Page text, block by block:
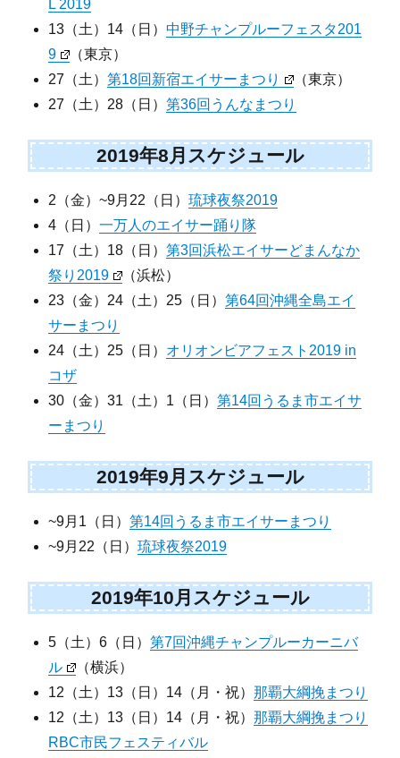
L 2019
13（土）14（日）中野チャンプルーフェスタ201
9
（東京）
27（土）第18回新宿エイサーまつり
（東京）
27（土）28（日）第36回うんなまつり
2019年8月スケジュール
2（金）~9月22（日）琉球夜祭2019
4（日）一万人のエイサー踊り隊
17（土）18（日）第3回浜松エイサーどまんなか
祭り2019
（浜松）
23（金）24（土）25（日）第64回沖縄全島エイ
サーまつり
24（土）25（日） オリオンビアフェスト2019 in
コザ
30（金）31（土）1（日）第14回うるま市エイサ
ーまつり
2019年9月スケジュール
~9月1（日）第14回うるま市エイサーまつり
~9月22（日）琉球夜祭2019
2019年10月スケジュール
5（土）6（日）第7回沖縄チャンプルーカーニバ
ル
（横浜）
12（土）13（日）14（月・祝）那覇大綱挽まつり
12（土）13（日）14（月・祝）那覇大綱挽まつり
RBC市民フェスティバル